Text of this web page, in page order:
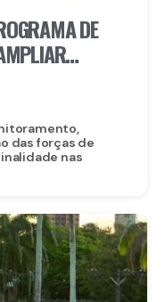
DE
das forças de
nas